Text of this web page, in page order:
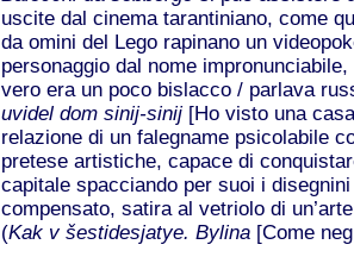
uscite dal cinema tarantiniano, come
da omini del Lego rapinano un
personaggio dal nome
vero era un poco bislacco / parlava
uvidel dom sinij-sinij [Ho visto una
relazione di un falegname psicolabile
pretese artistiche, capace di
capitale spacciando per suoi i
compensato, satira al vetriolo di
(Kak v šestidesjatye. Bylina [Come